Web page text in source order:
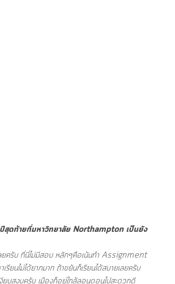
สุดท้ายที่มหาวิทยาลัย Northampton เป็นยัง
ลยครับ ที่นี่ไม่มีสอบ หลักๆคือเน้นทำ Assignment
รียนไม่ได้ยากมาก ถ้าขยันก็เรียนได้สบายเลยครับ
ยบสงบครับ เมืองก็อยู่ใกล้ลอนดอนไปสะดวกดี